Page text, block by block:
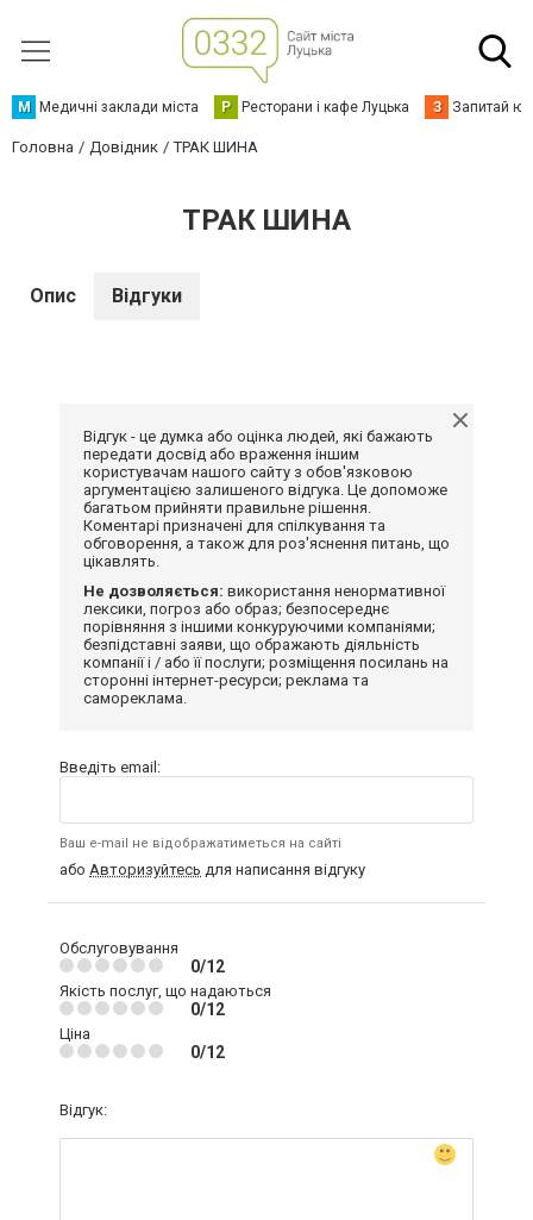
М Медичні заклади міста Р Ресторани і кафе Луцька З Запитай
Головна Довідник ТРАК ШИНА
ТРАК ШИНА
Опис Відгуки
Відгук - це думка або оцінка людей, які бажають
передати досвід або враження іншим
користувачам нашого сайту з обов'язковою
аргументацією залишеного відгука. Це допоможе
багатьом прийняти правильне рішення.
Коментарі призначені для спілкування та
обговорення, а також для роз'яснення питань, що
цікавлять.
Не дозволяється: використання ненормативної
лексики, погроз або образ; безпосереднє
порівняння з іншими конкуруючими компаніями;
безпідставні заяви, що ображають діяльність
компанії і / або її послуги; розміщення посилань на
сторонні інтернет-ресурси; реклама та
самореклама.
Введіть email:
Ваш e-mail не відображатиметься на сайті
або Авторизуйтесь для написання відгуку
Обслуговування
0/12
Якість послуг, що надаються
0/12
Ціна
0/12
Відгук: